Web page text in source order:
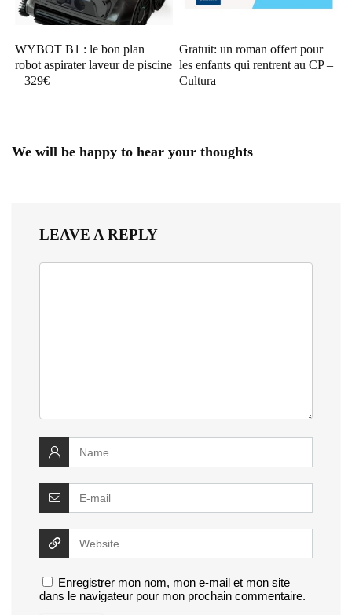
WYBOT B1 : le bon plan
robot aspirater laveur de piscine
– 329€
Gratuit: un roman offert pour
les enfants qui rentrent au CP –
Cultura
We will be happy to hear your thoughts
LEAVE A REPLY
Enregistrer mon nom, mon e-mail et mon site
dans le navigateur pour mon prochain commentaire.